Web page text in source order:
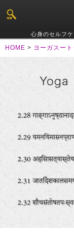
心身のセルフ
HOME > ヨーガスー